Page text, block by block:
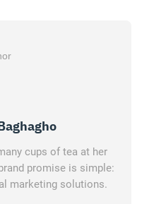
cups of tea at her
promise is simple:
marketing solutions.